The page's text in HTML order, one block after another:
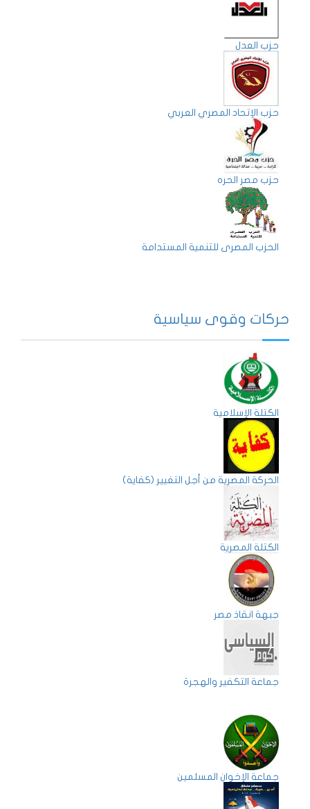
حزب العدل
حزب الإتحاد المصري العربي
حزب مصر الحره
الحزب المصرى للتنمية المستدامة
حركات وقوى سياسية
الكتلة الإسلامية
الحركة المصرية من أجل التغيير (كفاية)
الكتلة المصرية
جبهة انقاذ مصر
جماعة التكفير والهجرة
جماعة الإخوان المسلمين